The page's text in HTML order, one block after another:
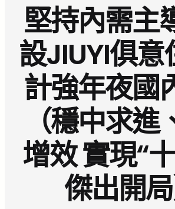
堅持內需主
設JIUYI俱意
計強年夜國
（穩中求
增效 實現“
傑出開局